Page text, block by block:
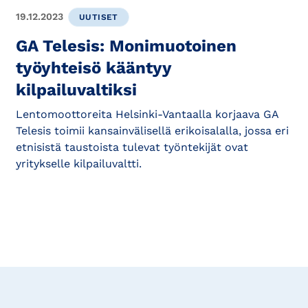
19.12.2023 UUTISET
GA Telesis: Monimuotoinen
työyhteisö kääntyy
kilpailuvaltiksi
Lentomoottoreita Helsinki-Vantaalla korjaava GA
Telesis toimii kansainvälisellä erikoisalalla, jossa eri
etnisistä taustoista tulevat työntekijät ovat
yritykselle kilpailuvaltti.